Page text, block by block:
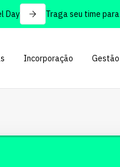
Traga seu time para
Incorporação Gestão